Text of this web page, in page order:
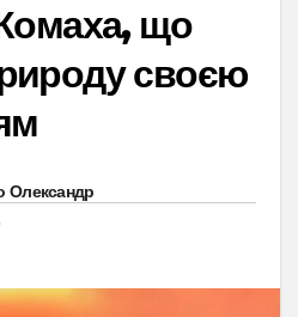
що
своєю
Олександр